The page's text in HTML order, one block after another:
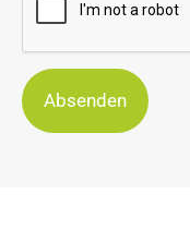
Absenden